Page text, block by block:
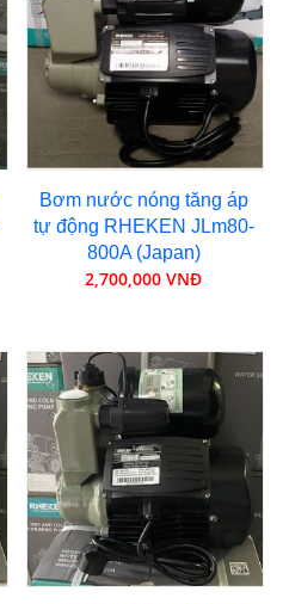
Bơm nước nóng tăng áp
tự động RHEKEN JLm80-
800A (Japan)
2,700,000 VNĐ